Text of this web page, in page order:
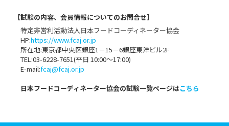
【試験の内容、会員情報についてのお問合せ】
特定非営利活動法人日本フードコーディネーター協会
HP:https://www.fcaj.or.jp
所在地:東京都中央区銀座1－15－6銀座東洋ビル2F
TEL:03-6228-7651(平日 10:00～17:00)
E-mail:fcaj@fcaj.or.jp
日本フードコーディネーター協会の試験一覧ページはこちら